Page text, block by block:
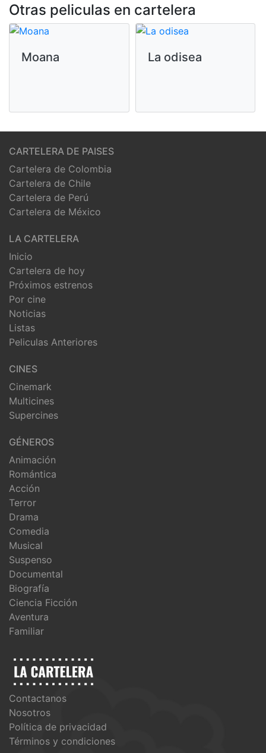
Otras peliculas en cartelera
Moana La odisea
CARTELERA DE PAISES
Cartelera de Colombia
Cartelera de Chile
Cartelera de Perú
Cartelera de México
LA CARTELERA
Inicio
Cartelera de hoy
Próximos estrenos
Por cine
Noticias
Listas
Peliculas Anteriores
CINES
Cinemark
Multicines
Supercines
GÉNEROS
Animación
Romántica
Acción
Terror
Drama
Comedia
Musical
Suspenso
Documental
Biografía
Ciencia Ficción
Aventura
Familiar
Contactanos
Nosotros
Política de privacidad
Términos y condiciones